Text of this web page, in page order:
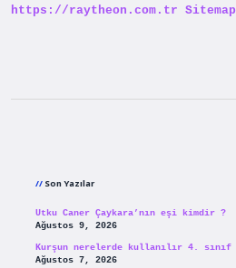
https://raytheon.com.tr Sitemap
Son Yazılar
Utku Caner Çaykara’nın eşi kimdir ?
Ağustos 9, 2026
Kurşun nerelerde kullanılır 4. sınıf
Ağustos 7, 2026